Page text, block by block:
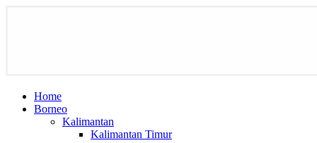
Home
Borneo
Kalimantan
Kalimantan Timur